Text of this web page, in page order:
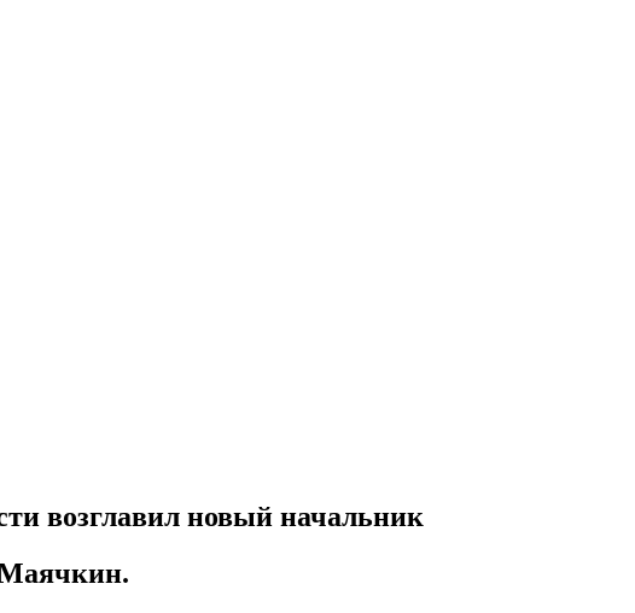
возглавил новый начальник